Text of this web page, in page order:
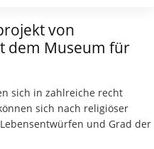
von
dem Museum für
sich in zahlreiche recht
sich nach religiöser
und Grad der